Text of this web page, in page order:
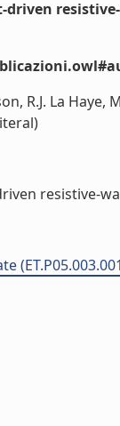
R.J. La
resistive-